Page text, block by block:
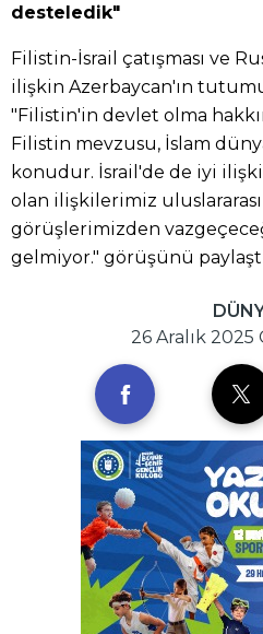
desteledik"
Filistin-İsrail çatışması ve
ilişkin Azerbaycan'ın
"Filistin'in devlet olma
Filistin mevzusu, İslam
konudur. İsrail'de de iyi
olan ilişkilerimiz
görüşlerimizden
gelmiyor." görüşünü
26 Aralık 2025